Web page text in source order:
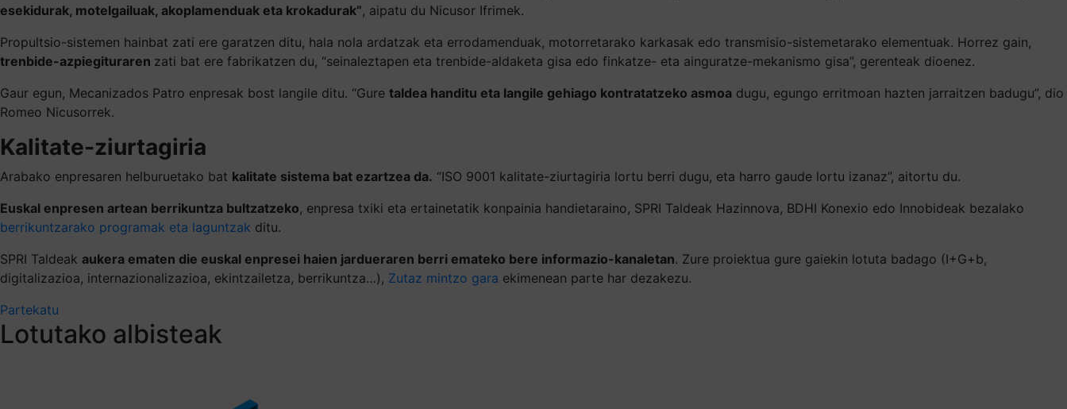
esekidurak, motelgailuak, akoplamenduak eta krokadurak”, aipatu du Nicusor Ifrimek.
Propultsio-sistemen hainbat zati ere garatzen ditu, hala nola ardatzak eta errodamenduak, motorretarako karkasak edo transmisio-sistemetarako elementuak. Horrez gain,
trenbide-azpiegituraren zati bat ere fabrikatzen du, “seinaleztapen eta trenbide-aldaketa gisa edo finkatze- eta ainguratze-mekanismo gisa”, gerenteak dioenez.
Gaur egun, Mecanizados Patro enpresak bost langile ditu. “Gure taldea handitu eta langile gehiago kontratatzeko asmoa dugu, egungo erritmoan hazten jarraitzen badugu”, dio
Romeo Nicusorrek.
Kalitate-ziurtagiria
Arabako enpresaren helburuetako bat kalitate sistema bat ezartzea da. “ISO 9001 kalitate-ziurtagiria lortu berri dugu, eta harro gaude lortu izanaz”, aitortu du.
Euskal enpresen artean berrikuntza bultzatzeko, enpresa txiki eta ertainetatik konpainia handietaraino, SPRI Taldeak Hazinnova, BDHI Konexio edo Innobideak bezalako
berrikuntzarako programak eta laguntzak ditu.
SPRI Taldeak aukera ematen die euskal enpresei haien jardueraren berri emateko bere informazio-kanaletan. Zure proiektua gure gaiekin lotuta badago (I+G+b,
digitalizazioa, internazionalizazioa, ekintzailetza, berrikuntza…), Zutaz mintzo gara ekimenean parte har dezakezu.
Partekatu
Lotutako albisteak